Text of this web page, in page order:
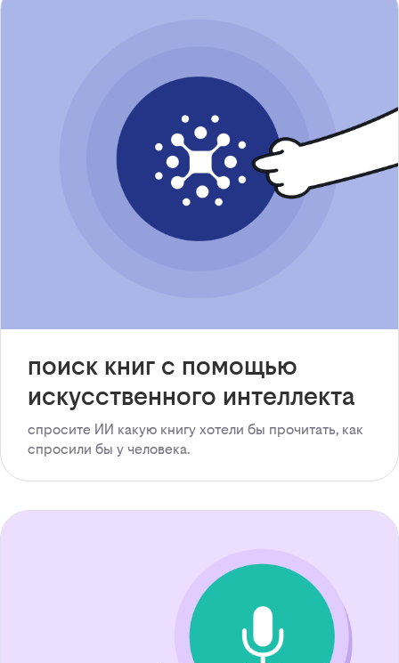
поиск книг с помощью
искусственного интеллекта
спросите ИИ какую книгу хотели бы прочитать, как
спросили бы у человека.